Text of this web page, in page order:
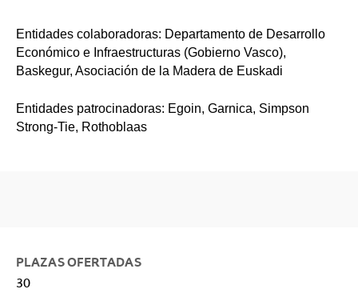
Entidades colaboradoras: Departamento de Desarrollo
Económico e Infraestructuras (Gobierno Vasco),
Baskegur, Asociación de la Madera de Euskadi
Entidades patrocinadoras: Egoin, Garnica, Simpson
Strong-Tie, Rothoblaas
PLAZAS OFERTADAS
30